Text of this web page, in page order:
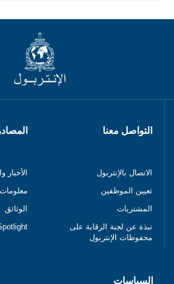
التواصل معنا
الاتصال بالإنتربول
تعيين الموظفين
المشتريات
نبذة عن لجنة الرقابة على
محفوظات الإنتربول
الأخبار
الوثائق
السياسات